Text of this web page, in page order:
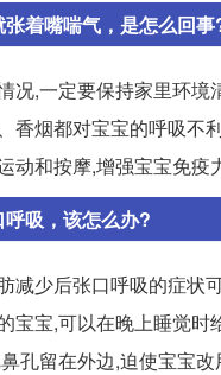
着嘴喘气，是怎么回事
况,一定要保持家里环境
香烟都对宝宝的呼吸不
动和按摩,增强宝宝免疫
吸，该怎么办?
减少后张口呼吸的症状
宝宝,可以在晚上睡觉时
孔留在外边,迫使宝宝改